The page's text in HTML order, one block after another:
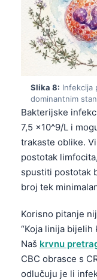
Slika 8: Infekcija
dominantnim
Bakterijske
7,5 x10^9/L i
trakaste oblike.
postotak
spustiti postotak
broj tek
Korisno pitanje
“Koja linija bijelih
Naš krvnu
CBC obrasce s
odlučuju je li
Magyar
Shqip
বাংলা
اردو
मराठी
తెలుగు
தமிழ்
ગુજરાતી
ಕನ್ನಡ
മലയാളം
Bahasa
Tiếng Việt
Tagalog
ไทย